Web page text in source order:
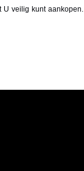
U veilig kunt aankopen.